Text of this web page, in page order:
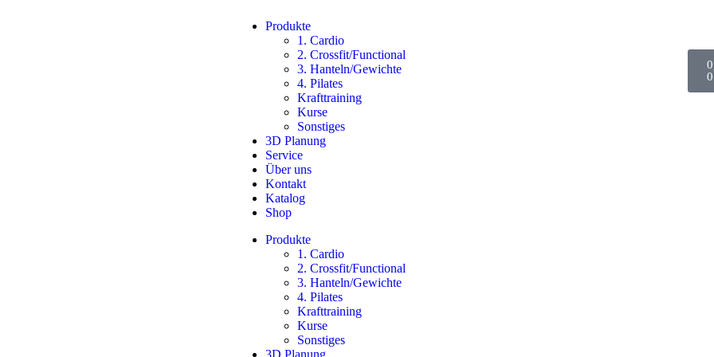
Produkte
1. Cardio
2. Crossfit/Functional
3. Hanteln/Gewichte
4. Pilates
Krafttraining
Kurse
Sonstiges
3D Planung
Service
Über uns
Kontakt
Katalog
Shop
Produkte
1. Cardio
2. Crossfit/Functional
3. Hanteln/Gewichte
4. Pilates
Krafttraining
Kurse
Sonstiges
3D Planung
0